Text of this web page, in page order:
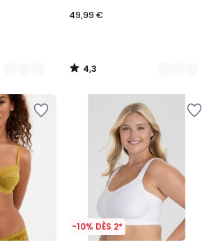
49,99 €
4,3
/
-10% DÈS 2*